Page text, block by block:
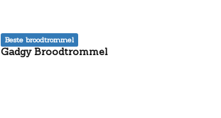
Beste broodtrommel
Gadgy Broodtrommel